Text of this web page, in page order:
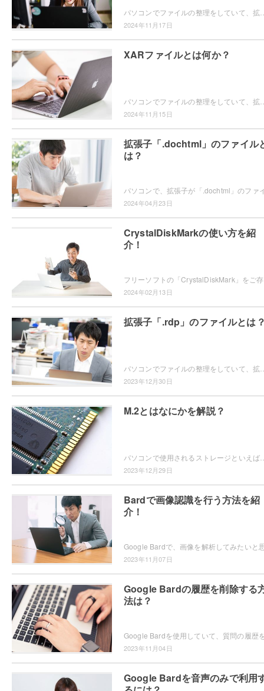
2024年11月17日
XARファイルとは何か？
2024年11月15日
拡張子「.dochtml」のファイル
は？
2024年04月23日
CrystalDiskMarkの使い方を紹
介！
2024年02月13日
拡張子「.rdp」のファイルとは
2023年12月30日
M.2とはなにかを解説？
2023年12月29日
Bardで画像認識を行う方法を紹
介！
2023年11月07日
Google Bardの履歴を削除する
法は？
2023年11月04日
Google Bardを音声のみで利用